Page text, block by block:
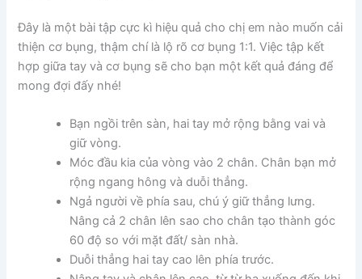
Đây là một bài tập cực kì hiệu quả cho chị em nào muốn cải
thiện cơ bụng, thậm chí là lộ rõ cơ bụng 1:1. Việc tập kết
hợp giữa tay và cơ bụng sẽ cho bạn một kết quả đáng để
mong đợi đấy nhé!
Bạn ngồi trên sàn, hai tay mở rộng bằng vai và
giữ vòng.
Móc đầu kia của vòng vào 2 chân. Chân bạn mở
rộng ngang hông và duỗi thẳng.
Ngả người về phía sau, chú ý giữ thẳng lưng.
Nâng cả 2 chân lên sao cho chân tạo thành góc
60 độ so với mặt đất/ sàn nhà.
Duỗi thẳng hai tay cao lên phía trước.